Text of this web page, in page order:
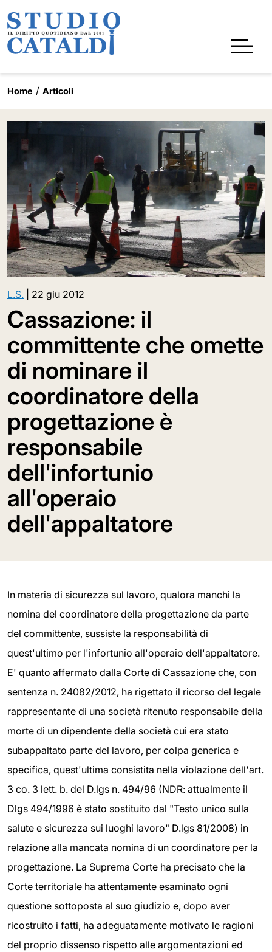
Home Articoli
L.S. 22 giu 2012
Cassazione: il
committente che omette
di nominare il
coordinatore della
progettazione è
responsabile
dell'infortunio
all'operaio
dell'appaltatore
In materia di sicurezza sul lavoro, qualora manchi la
nomina del coordinatore della progettazione da parte
del committente, sussiste la responsabilità di
quest'ultimo per l'infortunio all'operaio dell'appaltatore.
E' quanto affermato dalla Corte di Cassazione che, con
sentenza n. 24082/2012, ha rigettato il ricorso del legale
rappresentante di una società ritenuto responsabile della
morte di un dipendente della società cui era stato
subappaltato parte del lavoro, per colpa generica e
specifica, quest'ultima consistita nella violazione dell'art.
3 co. 3 lett. b. del D.lgs n. 494/96 (NDR: attualmente il
Dlgs 494/1996 è stato sostituito dal "Testo unico sulla
salute e sicurezza sui luoghi lavoro" D.lgs 81/2008) in
relazione alla mancata nomina di un coordinatore per la
progettazione. La Suprema Corte ha precisato che la
Corte territoriale ha attentamente esaminato ogni
questione sottoposta al suo giudizio e, dopo aver
ricostruito i fatti, ha adeguatamente motivato le ragioni
del proprio dissenso rispetto alle argomentazioni ed